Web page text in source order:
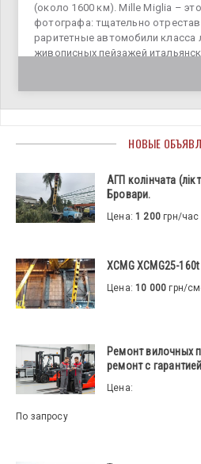
(около 1600 км). Mille Miglia –
фотографа: тщательно
раритетные автомобили
живописных пейзажей
НОВЫЕ
АГП колінчата
Бровари.
Цена:1 200 грн/час
XCMG XCMG25-160t
Цена:10 000 грн/
Ремонт вилочных
ремонт с гарантией
Цена:
По запросу